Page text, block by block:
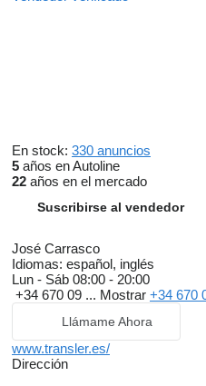
En stock: 330 anuncios
5 años en Autoline
22 años en el mercado
Suscribirse al vendedor
José Carrasco
Idiomas: español, inglés
Lun - Sáb 08:00 - 20:00
+34 670 09 ... Mostrar +34 670
Llámame Ahora
www.transler.es/
Dirección